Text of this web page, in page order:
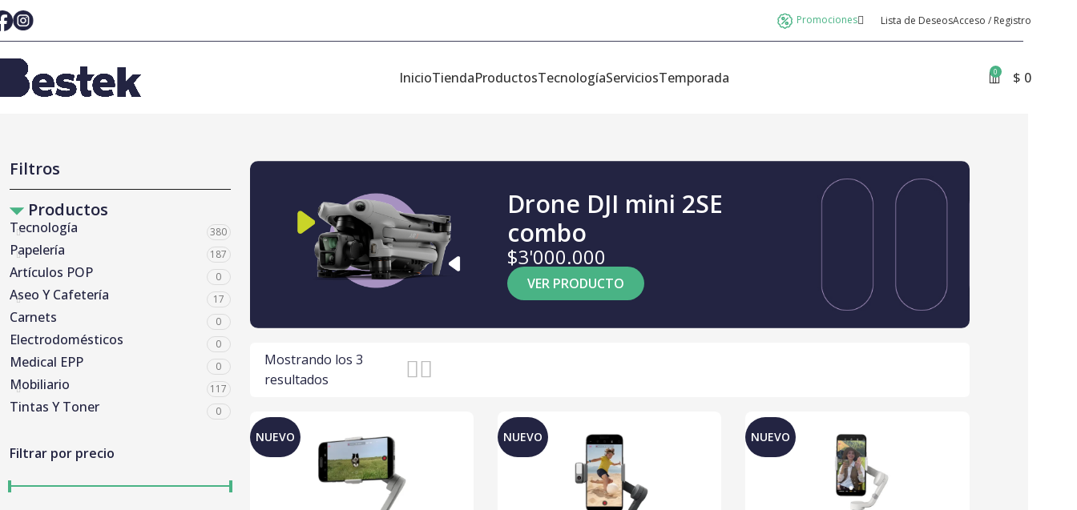
Promociones Lista de DeseosAcceso / Registro
InicioTiendaProductosTecnologíaServiciosTemporada 0 $ 0
Filtros
Productos
Tecnología 380
Papelería 187
Artículos POP 0
Aseo Y Cafetería 17
Carnets 0
Electrodomésticos 0
Medical EPP 0
Mobiliario 117
Tintas Y Toner 0
Filtrar por precio
Drone DJI mini 2SE
combo
$3'000.000
VER PRODUCTO
Mostrando los 3
resultados
NUEVO NUEVO NUEVO